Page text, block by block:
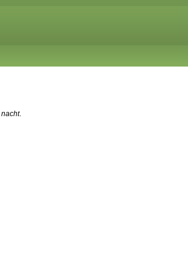
nacht.